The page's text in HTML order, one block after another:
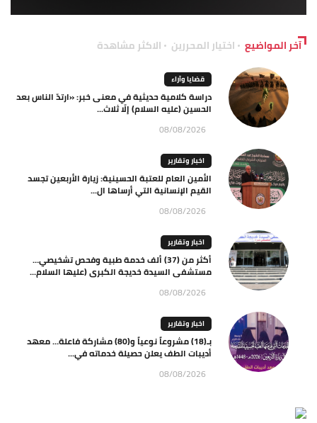
آخر المواضيع اختيار المحررين الاكثر مشاهدة
قضايا وآراء
دراسة كلامية حديثية في معنى خبر: «ارتدّ الناس بعد
الحسين (عليه السلام) إلّا ثلاث...
08/08/2026
اخبار وتقارير
الأمين العام للعتبة الحسينية: زيارة الأربعين تجسد
القيم الإنسانية التي أرساها ال...
08/08/2026
اخبار وتقارير
أكثر من (37) ألف خدمة طبية وفحص تشخيصي…
مستشفى السيدة خديجة الكبرى (عليها السلام...
08/08/2026
اخبار وتقارير
بـ(18) مشروعاً نوعياً و(80) مشاركة فاعلة… معهد
أديبات الطف يعلن حصيلة خدماته في...
08/08/2026